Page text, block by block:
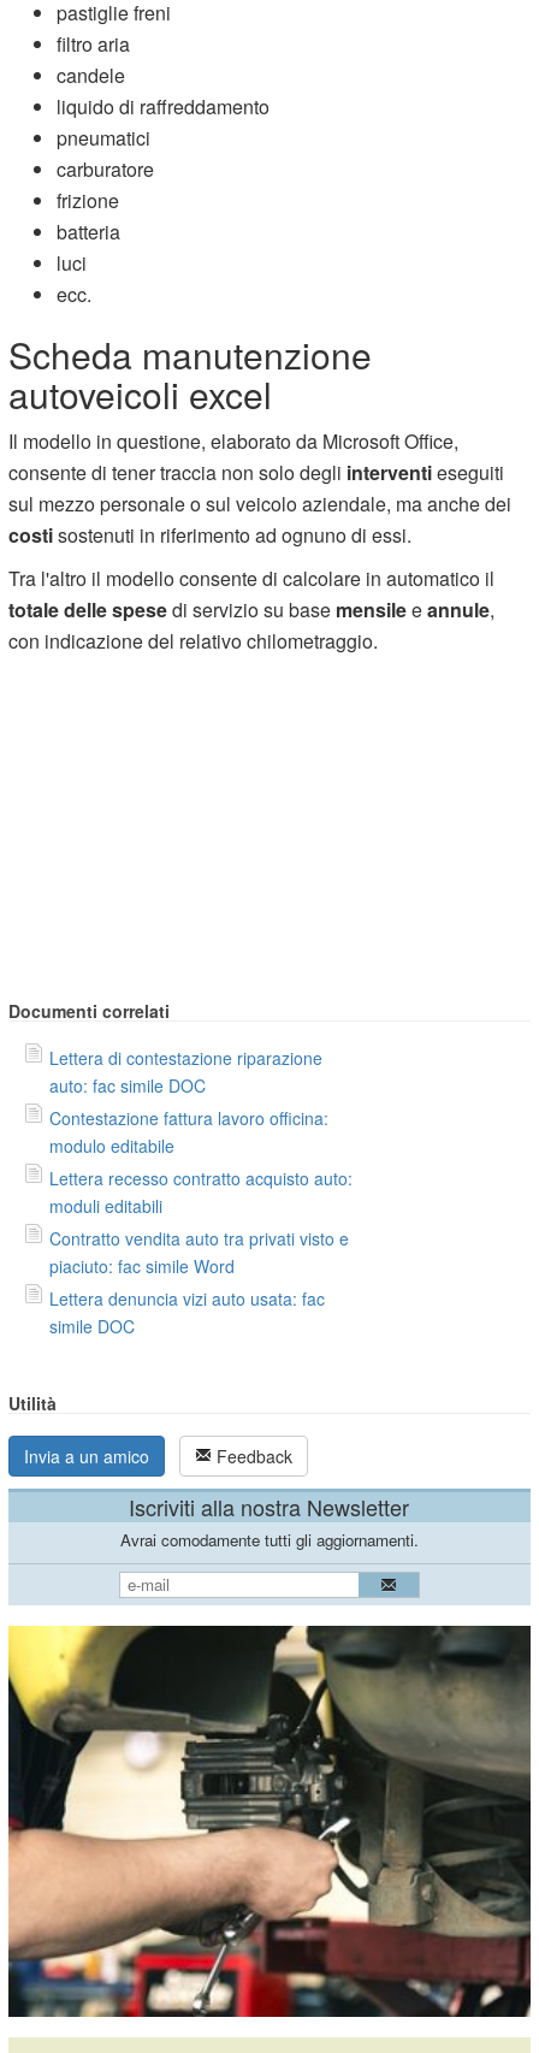
pastiglie freni
filtro aria
candele
liquido di raffreddamento
pneumatici
carburatore
frizione
batteria
luci
ecc.
Scheda manutenzione
autoveicoli excel
Il modello in questione, elaborato da Microsoft Office,
consente di tener traccia non solo degli interventieseguiti
sul mezzo personale o sul veicolo aziendale, ma anche dei
costisostenuti in riferimento ad ognuno di essi.
Tra l'altro il modello consente di calcolare in automatico il
totale delle spesedi servizio su base mensileeannule,
con indicazione del relativo chilometraggio.
Documenti correlati
Lettera di contestazione riparazione
auto: fac simile DOC
Contestazione fattura lavoro officina:
modulo editabile
Lettera recesso contratto acquisto auto:
moduli editabili
Contratto vendita auto tra privati visto e
piaciuto: fac simile Word
Lettera denuncia vizi auto usata: fac
simile DOC
Utilità
Invia a un amico Feedback
Iscriviti alla nostra Newsletter
Avrai comodamente tutti gli aggiornamenti.